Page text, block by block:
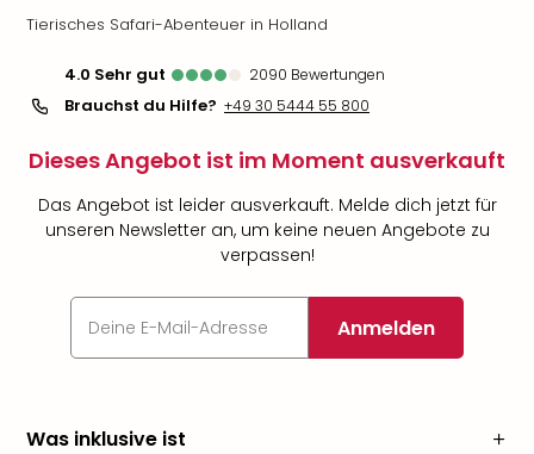
Tierisches Safari-Abenteuer in Holland
4.0 sehr gut 2090 Bewertungen
Brauchst du Hilfe? +49 30 5444 55 800
Dieses Angebot ist im Moment ausverkauft
Das Angebot ist leider ausverkauft. Melde dich jetzt für
unseren Newsletter an, um keine neuen Angebote zu
verpassen!
Anmelden
Was inklusive ist